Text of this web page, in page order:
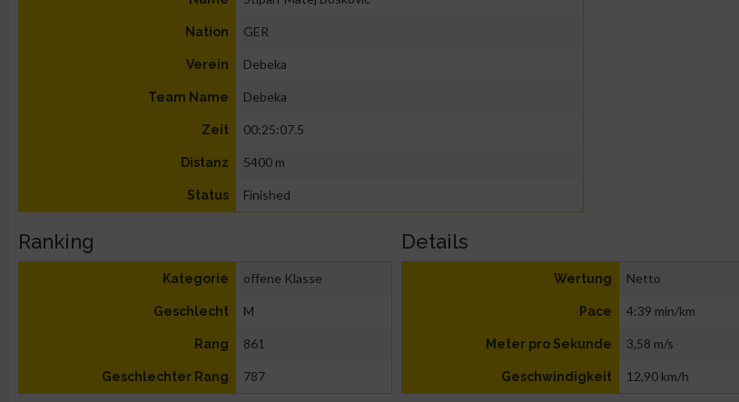
Nation GER
Verein Debeka
Team Name Debeka
Zeit 00:25:07.5
Distanz 5400 m
Status Finished
Ranking
Kategorie offene Klasse
Geschlecht M
Rang 861
Geschlechter Rang 787
Details
Wertung Netto
Pace 4:39 min/km
Meter pro Sekunde 3,58 m/s
Geschwindigkeit 12,90 km/h